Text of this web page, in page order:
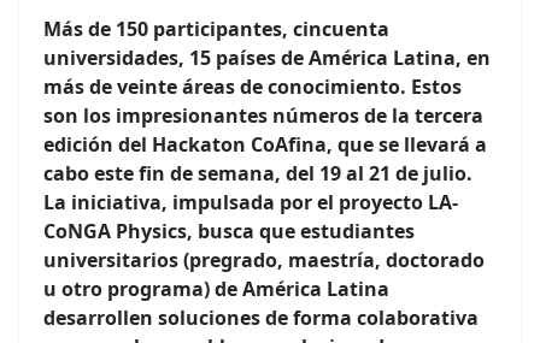
Más de 150 participantes, cincuenta
universidades, 15 países de América Latina, en
más de veinte áreas de conocimiento. Estos
son los impresionantes números de la tercera
edición del Hackaton CoAfina, que se llevará a
cabo este fin de semana, del 19 al 21 de julio.
La iniciativa, impulsada por el proyecto LA-
CoNGA Physics, busca que estudiantes
universitarios (pregrado, maestría, doctorado
u otro programa) de América Latina
desarrollen soluciones de forma colaborativa